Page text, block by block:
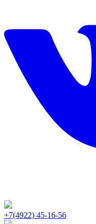
+7(4922) 45-16-56